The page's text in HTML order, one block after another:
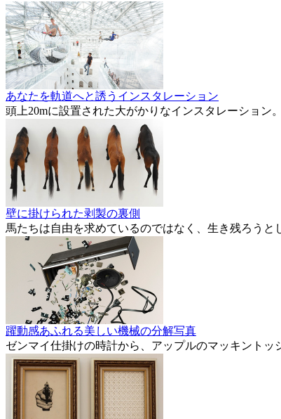
あなたを軌道へと誘うインスタレーション
頭上20mに設置された大がかりなインスタレーション
壁に掛けられた剥製の裏側
馬たちは自由を求めているのではなく、生き残ろうと
躍動感あふれる美しい機械の分解写真
ゼンマイ仕掛けの時計から、アップルのマッキント